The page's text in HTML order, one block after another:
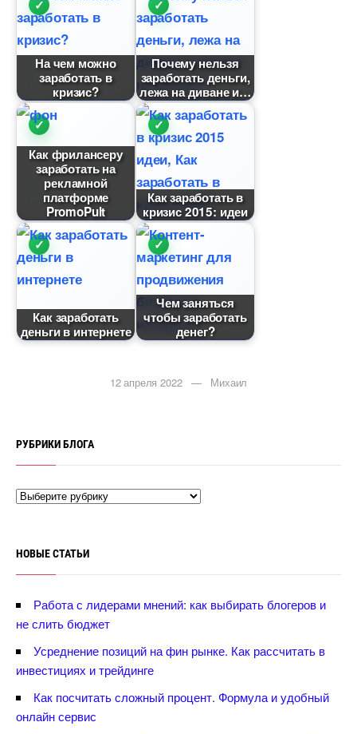
На чем можно
заработать
кризис?
Почему нельзя
заработать деньги,
лежа на диване и
Как фрилансеру
заработать на
рекламной
платформе
PromoPult
Как заработать
кризис 2015: идеи
Как заработать
деньги в интернете
Чем заняться
чтобы заработать
денег?
12 апреля 2022 — Михаил
РУБРИКИ БЛОГА
НОВЫЕ СТАТЬИ
Работа с лидерами мнений: как выбирать блогеров и
не слить бюджет
Усреднение позиций на фин рынке. Как рассчитать
инвестициях и трейдинге
Как посчитать сложный процент. Формула и удобный
онлайн сервис